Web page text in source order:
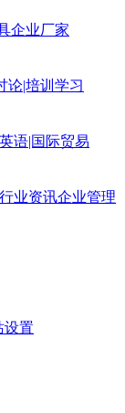
企业厂家
论|培训学习
语|国际贸易
行业资讯企业管理
设置